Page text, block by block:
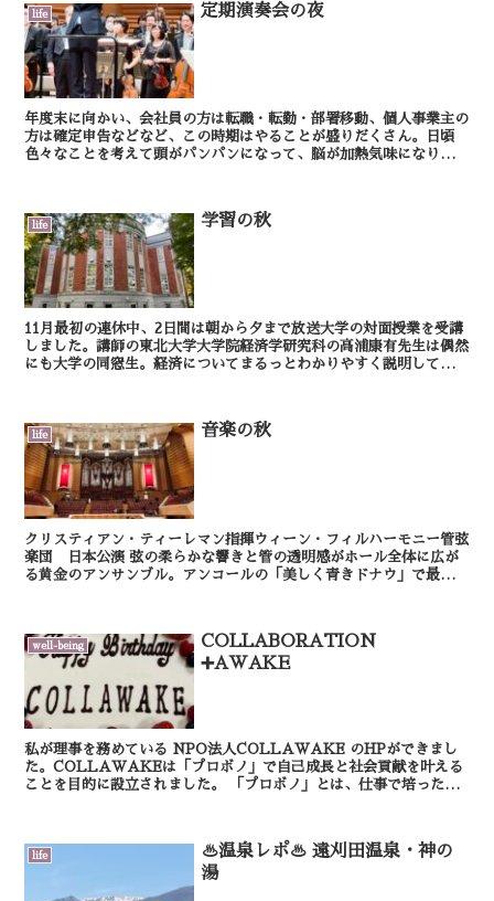
life 定期演奏会の夜
年度末に向かい、会社員の方は転職・転勤・部署移動、個人事業主の
方は確定申告などなど、この時期はやることが盛りだくさん。日頃
色々なことを考えて頭がパンパンになって、脳が加熱気味になります
life 学習の秋
11月最初の連休中、2日間は朝から夕まで放送大学の対面授業を受講
しました。講師の東北大学大学院経済学研究科の高浦康有先生は偶然
にも大学の同窓生。経済についてまるっとわかりやすく説明していた
life 音楽の秋
クリスティアン・ティーレマン指揮ウィーン・フィルハーモニー管弦
楽団 日本公演 弦の柔らかな響きと管の透明感がホール全体に広が
る黄金のアンサンブル。アンコールの「美しく青きドナウ」で最高に
well-being
COLLABORATION
➕AWAKE
私が理事を務めている NPO法人COLLAWAKE のHPができまし
た。COLLAWAKEは「プロボノ」で自己成長と社会貢献を叶える
ことを目的に設立されました。 「プロボノ」とは、仕事で培ったス
life
♨️温泉レポ♨️ 遠刈田温泉・神の
湯